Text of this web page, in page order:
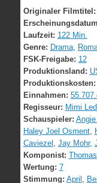
Originaler Filmtitel:
Laufzeit: 122 Min.
Genre: Drama,
FSK-Freigabe: 12
Produktionsland:
Produktionskosten:
Einnahmen:
Regisseur: Mimi
Schauspieler:
Haley Joel Osment,
Caviezel Jay Mohr,
Komponist:
Wertung: 7
Stimmung: April